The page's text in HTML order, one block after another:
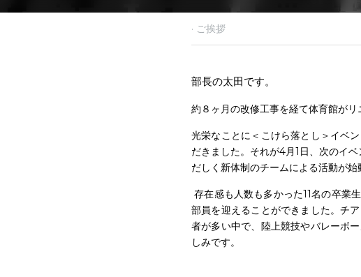
個々の良さを認め合
2026年5月1日·ご挨拶
部長の太田です。
約８ヶ月の改修工事を経て体育館がリ
光栄なことに＜こけら落とし＞イベ
だきました。それが4月1日、次のイ
だしく新体制のチームによる活動が始
存在感も人数も多かった11名の卒業生が抜け、寂しさやスカスカ感が否めない感じが続きましたが、おかげさまで12名の新入